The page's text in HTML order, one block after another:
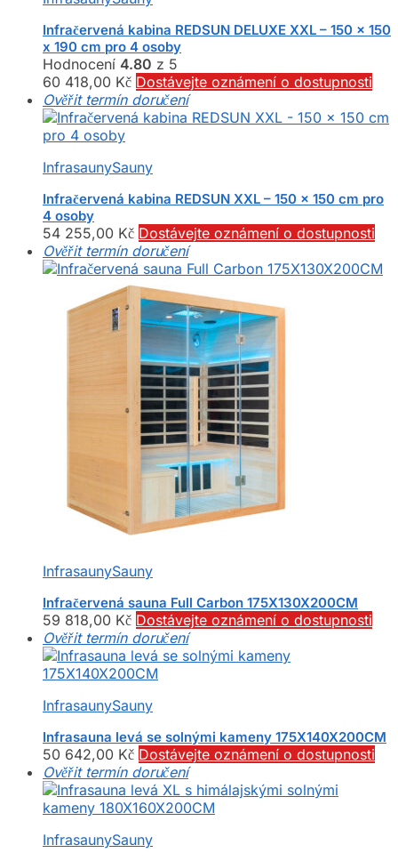
Infračervená kabina REDSUN DELUXE XXL – 150 x 150
x 190 cm pro 4 osoby
Hodnocení 4.80 z 5
60 418,00 Kč Dostávejte oznámení o dostupnosti
Ověřit termín doručení
InfrasaunySauny
Infračervená kabina REDSUN XXL – 150 x 150 cm pro
4 osoby
54 255,00 Kč Dostávejte oznámení o dostupnosti
Ověřit termín doručení
InfrasaunySauny
Infračervená sauna Full Carbon 175X130X200CM
59 818,00 Kč Dostávejte oznámení o dostupnosti
Ověřit termín doručení
InfrasaunySauny
Infrasauna levá se solnými kameny 175X140X200CM
50 642,00 Kč Dostávejte oznámení o dostupnosti
Ověřit termín doručení
InfrasaunySauny